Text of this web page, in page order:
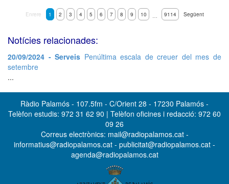
Enrere 1 2 3 4 5 6 7 8 9 10 … 9114 Següent
Notícies relacionades:
20/09/2024 - Serveis Penúltima escala de creuer del mes de
setembre
...
Ràdio Palamós - 107.5fm - C/Orient 28 - 17230 Palamós -
Telèfon estudis: 972 31 62 90 | Telèfon oficines i redacció: 972 60
09 26
Correus electrònics: mail@radiopalamos.cat -
informatius@radiopalamos.cat - publicitat@radiopalamos.cat -
agenda@radiopalamos.cat